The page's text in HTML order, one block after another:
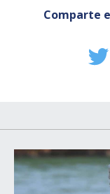
Comparte